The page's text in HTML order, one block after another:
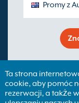
Promy z
Ta strona
cookie, aby pomóc
rezerwacji, a także